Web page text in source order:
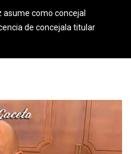
asume como concejal
de concejala titular